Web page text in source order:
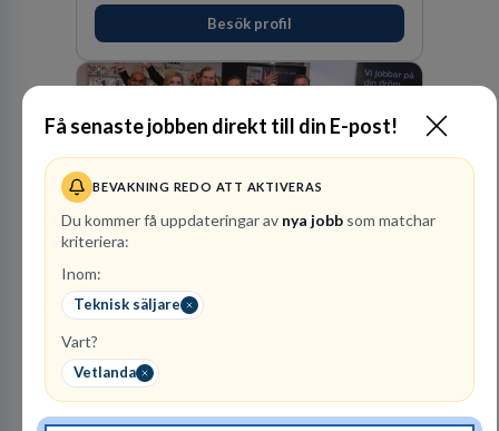
Få senaste jobben direkt till din E-post!
BEVAKNING REDO ATT AKTIVERAS
Du kommer få uppdateringar av nya jobb som matchar
kriteriera:
Inom:
Teknisk säljare
Vart?
Vetlanda
vinnarinstinkt och hälsomedvetna. Vi kallar det
för idrottens egenskaper.
Besök profil
FACKHANDEL
1
SOVA finns idag på 22 platser runtom i landet.
Att arbeta på SOVA är att vara en del av ett
lag. Vi har ett gemensamt ansvar för att skapa